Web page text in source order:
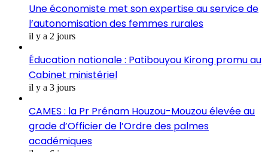
Une économiste met son expertise au service de
l’autonomisation des femmes rurales
il y a 2 jours
Éducation nationale : Patibouyou Kirong promu au
Cabinet ministériel
il y a 3 jours
CAMES : la Pr Prénam Houzou-Mouzou élevée au
grade d’Officier de l’Ordre des palmes
académiques